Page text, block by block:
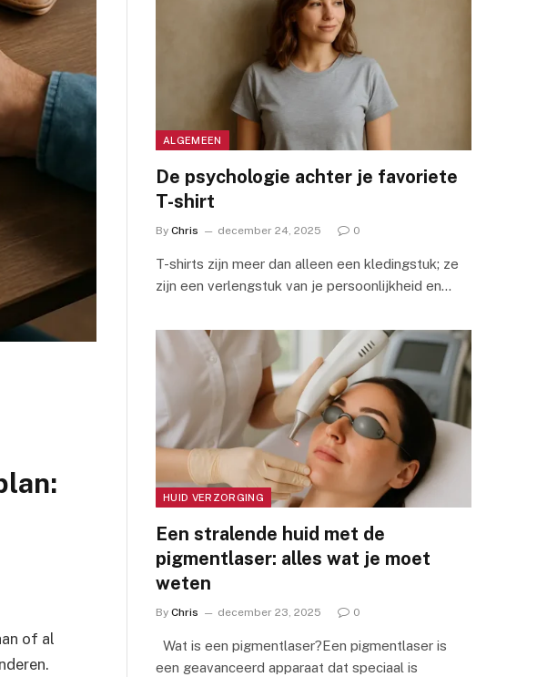
of al
ALGEMEEN
De psychologie achter je favoriete
T-shirt
By Chris december 24, 2025 0
T-shirts zijn meer dan alleen een kledingstuk; ze
zijn een verlengstuk van je persoonlijkheid en…
HUID VERZORGING
Een stralende huid met de
pigmentlaser: alles wat je moet
weten
By Chris december 23, 2025 0
Wat is een pigmentlaser?Een pigmentlaser is
een geavanceerd apparaat dat speciaal is